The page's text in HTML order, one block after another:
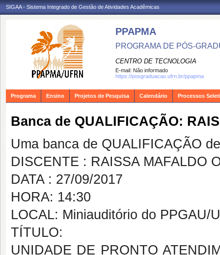
SIGAA - Sistema Integrado de Gestão de Atividades Acadêmicas
PPAPMA
PROGRAMA DE PÓS-
CENTRO DE TECNOLOGIA
E-mail: Não informado
https://posgraduacao.ufrn.br/ppapma
Programa Ensino Projetos de Pesquisa Calendário Processos
Banca de QUALIFICAÇÃO:
Uma banca de QUALIFICAÇÃO
DISCENTE : RAISSA MAFALDO
DATA : 27/09/2017
HORA: 14:30
LOCAL: Miniauditório do PPGAU/
TÍTULO:
UNIDADE DE PRONTO